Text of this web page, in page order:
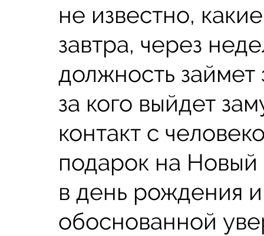
не известно,
завтра, через
должность займет
за кого выйдет
контакт с
подарок на
в день рождения и
обоснованной